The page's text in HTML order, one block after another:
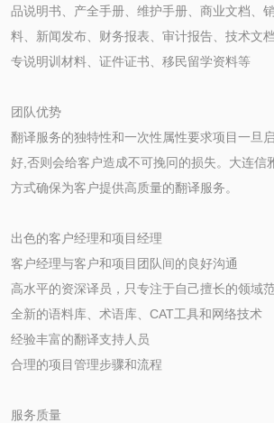
品说明书、产全手册、维护手册、商业文档、
料、新闻发布、财务报表、审计报告、技术文
专说明训材料、证件证书、移民留学资料等
团队优势
翻译服务的独特性和一次性属性要求项目一旦
好,否则会给客户造成不可挽冋的损失。大连信
方式确保为客户提供高质量的翻译服务。
出色的客户经理和项目经理
客户经理与客户和项目团队间的良好沟通
高水平的资深译员，只专注于自己擅长的领域
全新的语料库、术语库、CAT工具和网络技术
经验丰富的翻译支持人员
合理的项目管理步骤和流程
服务质量